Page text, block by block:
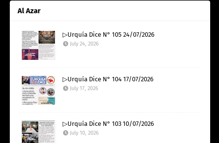
Al Azar
▷Urquía Dice N° 105 24/07/2026
July 24, 2026
▷Urquía Dice N° 104 17/07/2026
July 17, 2026
▷Urquía Dice N° 103 10/07/2026
July 10, 2026